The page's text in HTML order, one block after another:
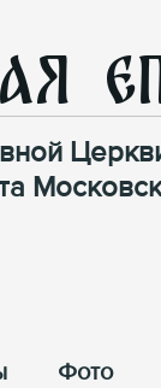
Фото